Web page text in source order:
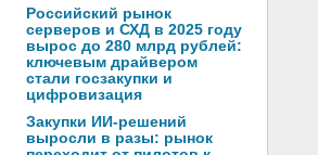
Российский рынок
серверов и СХД в 2025 году
вырос до 280 млрд рублей:
ключевым драйвером
стали госзакупки и
цифровизация
Закупки ИИ-решений
выросли в разы: рынок